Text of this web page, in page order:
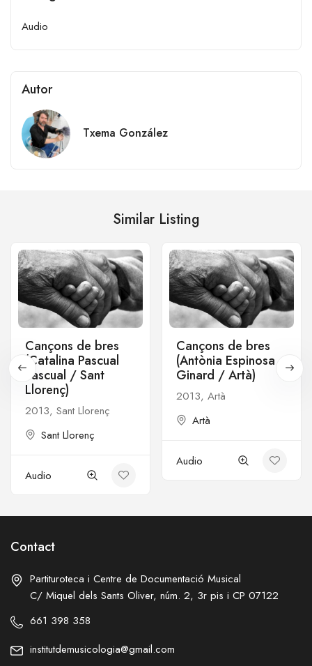
Audio
Autor
Txema González
Similar Listing
Cançons de bres
(Catalina Pascual
Pascual / Sant
Llorenç)
2013, Sant Llorenç
Sant Llorenç
Audio
Cançons de bres
(Antònia Espinosa
Ginard / Artà)
2013, Artà
Artà
Audio
Contact
Partituroteca i Centre de Documentació Musical
C/ Miquel dels Sants Oliver, núm. 2, 3r pis i CP 07122
661 398 358
institutdemusicologia@gmail.com